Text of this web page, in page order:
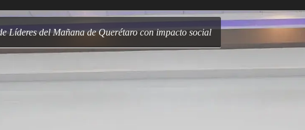
de Líderes del Mañana de Querétaro con impacto social